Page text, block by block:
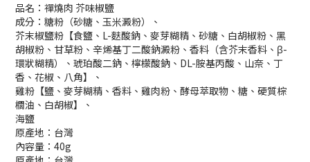
品名：禪燒肉 芥味椒鹽
成分：糖粉（砂糖、玉米澱粉）、
芥末椒鹽粉【食鹽、L-麩酸鈉、麥芽糊精、砂糖、白胡椒粉、黑
胡椒粉、甘草粉、辛烯基丁二酸鈉澱粉、香料（含芥末香料、β-
環狀糊精）、琥珀酸二鈉、檸檬酸鈉、DL-胺基丙酸、山奈、丁
香、花椒、八角】、
雞粉【鹽、麥芽糊精、香料、雞肉粉、酵母萃取物、糖、硬質棕
櫚油、白胡椒】、
海鹽
原產地：台灣
內容量：40g